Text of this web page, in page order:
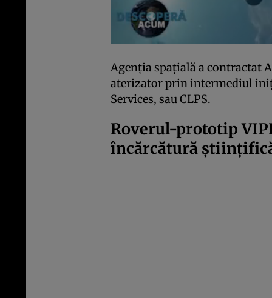
Agenția spațială a contractat
aterizator prin intermediul
Services, sau CLPS.
Roverul-prototip
încărcătură